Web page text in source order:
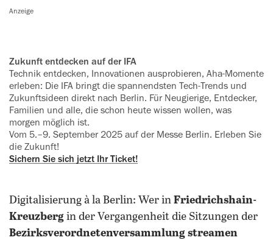
Anzeige
Zukunft entdecken auf der IFA
Technik entdecken, Innovationen ausprobieren, Aha-Momente
erleben: Die IFA bringt die spannendsten Tech-Trends und
Zukunftsideen direkt nach Berlin. Für Neugierige, Entdecker,
Familien und alle, die schon heute wissen wollen, was
morgen möglich ist.
Vom 5.–9. September 2025 auf der Messe Berlin. Erleben Sie
die Zukunft!
Sichern Sie sich jetzt Ihr Ticket!
Digitalisierung à la Berlin: Wer in Friedrichshain-
Kreuzberg in der Vergangenheit die Sitzungen der
Bezirksverordnetenversammlung streamen